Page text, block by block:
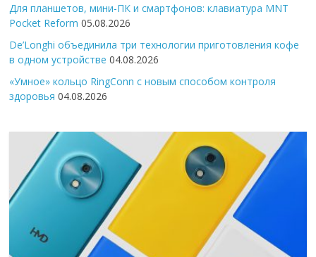
Для планшетов, мини-ПК и смартфонов: клавиатура MNT
Pocket Reform 05.08.2026
De’Longhi объединила три технологии приготовления кофе
в одном устройстве 04.08.2026
«Умное» кольцо RingConn с новым способом контроля
здоровья 04.08.2026